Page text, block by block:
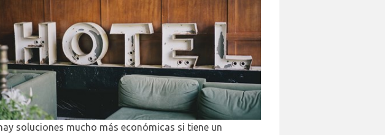
soluciones mucho más económicas si tiene un